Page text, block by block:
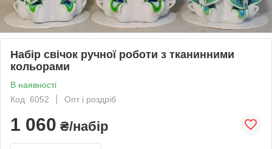
Набір свічок ручної роботи з тканинними
кольорами
В наявності
Код: 6052
Опт і роздріб
1 060 ₴/набір